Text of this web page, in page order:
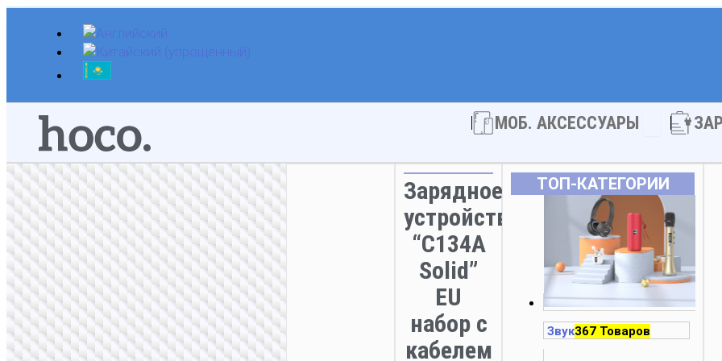
Перейти
содержимому
МОБ. АКСЕССУАРЫ Open МОБ.
Зарядное
устройство
“C134A
Solid”
EU
набор с
кабелем
ТОП‑КАТЕГОРИИ
Звук367 Товаров